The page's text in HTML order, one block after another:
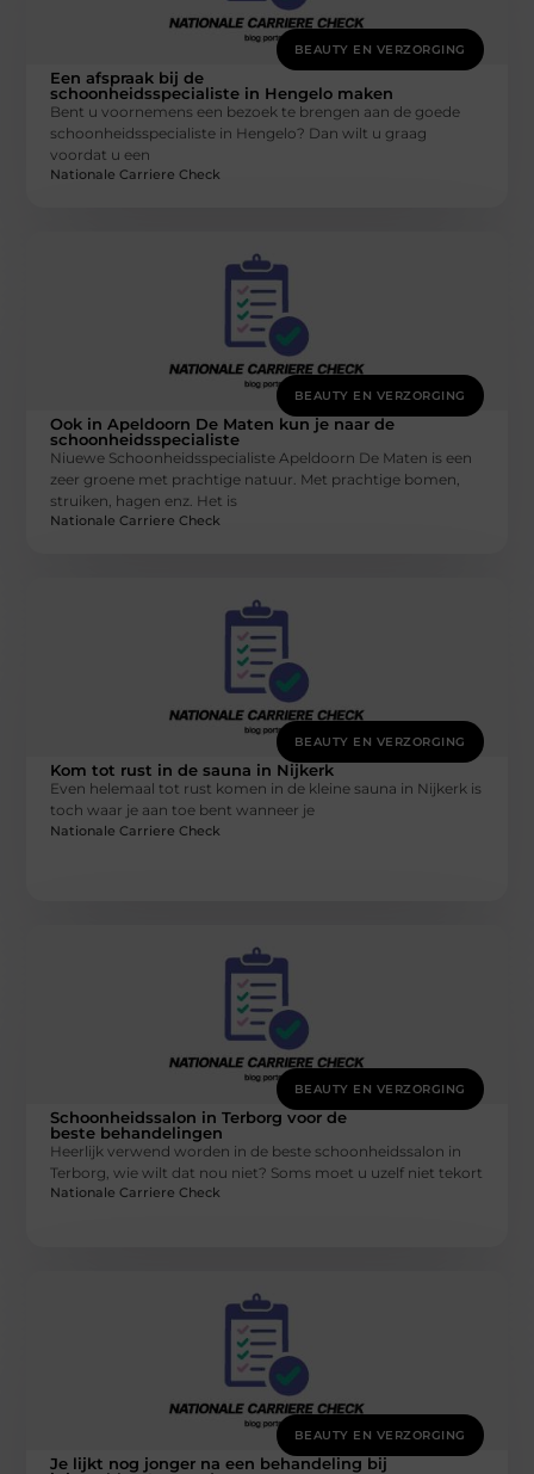
BEAUTY EN VERZORGING
Een afspraak bij de
schoonheidsspecialiste in Hengelo maken
Bent u voornemens een bezoek te brengen aan de goede
schoonheidsspecialiste in Hengelo? Dan wilt u graag
voordat u een
Nationale Carriere Check
BEAUTY EN VERZORGING
Ook in Apeldoorn De Maten kun je naar de
schoonheidsspecialiste
Niuewe Schoonheidsspecialiste Apeldoorn De Maten is een
zeer groene met prachtige natuur. Met prachtige bomen,
struiken, hagen enz. Het is
Nationale Carriere Check
BEAUTY EN VERZORGING
Kom tot rust in de sauna in Nijkerk
Even helemaal tot rust komen in de kleine sauna in Nijkerk is
toch waar je aan toe bent wanneer je
Nationale Carriere Check
BEAUTY EN VERZORGING
Schoonheidssalon in Terborg voor de
beste behandelingen
Heerlijk verwend worden in de beste schoonheidssalon in
Terborg, wie wilt dat nou niet? Soms moet u uzelf niet tekort
Nationale Carriere Check
BEAUTY EN VERZORGING
Je lijkt nog jonger na een behandeling bij